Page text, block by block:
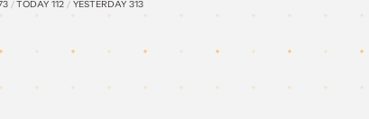
/TODAY 112 / YESTERDAY 313